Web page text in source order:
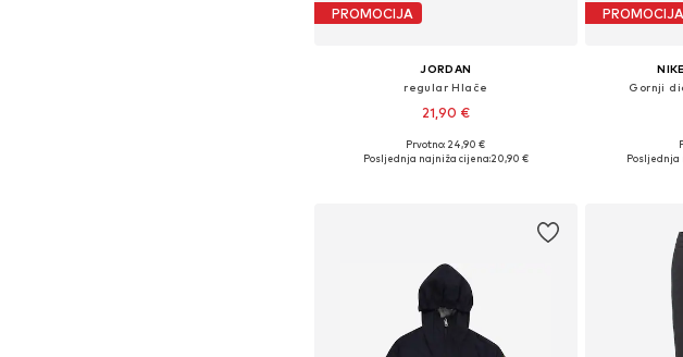
PROMOCIJA
JORDAN
regular Hlače
21,90 €
Prvotno: 24,90 €
Posljednja najniža cijena:20,90 €
PROMOCIJA
Gornji
Posljednja